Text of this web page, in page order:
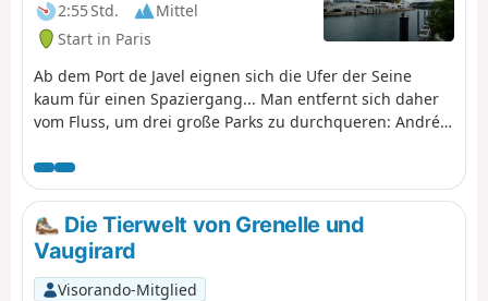
2:55 Std.
Mittel
Start in Paris
Ab dem Port de Javel eignen sich die Ufer der Seine
kaum für einen Spaziergang... Man entfernt sich daher
vom Fluss, um drei große Parks zu durchqueren: André
Germain. Anschließend gelangt man wieder auf den
Treidelpfad mit seinen zahlreichen festgemachten
Lastkähnen. Die Wanderung endet mit einem kurzen
Abstecher in den Parc de Saint-Cloud, bevor man die
gleichnamige Brücke überquert, um die Seine zu
passieren.
Die Tierwelt von Grenelle und
Vaugirard
Visorando-Mitglied